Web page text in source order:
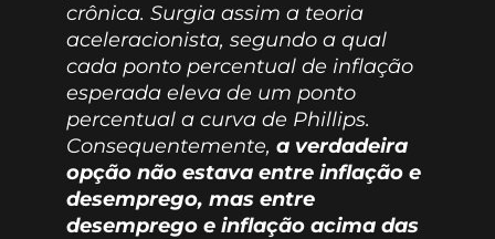
crônica. Surgia assim a teoria
aceleracionista, segundo a qual
cada ponto percentual de inflação
esperada eleva de um ponto
percentual a curva de Phillips.
Consequentemente, a verdadeira
opção não estava entre inflação e
desemprego, mas entre
desemprego e inflação acima das